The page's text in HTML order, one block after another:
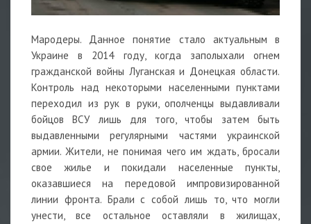
Мародеры. Данное понятие стало актуальным в
Украине в 2014 году, когда заполыхали огнем
гражданской войны Луганская и Донецкая области.
Контроль над некоторыми населенными пунктами
переходил из рук в руки, ополченцы выдавливали
бойцов ВСУ лишь для того, чтобы затем быть
выдавленными регулярными частями украинской
армии. Жители, не понимая чего им ждать, бросали
свое жилье и покидали населенные пункты,
оказавшиеся на передовой импровизированной
линии фронта. Брали с собой лишь то, что могли
унести, все остальное оставляли в жилищах,